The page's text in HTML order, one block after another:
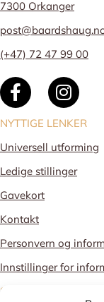
7300 Orkanger
(+47) 72 47 99 00
NYTTIGE LENKER
Universell utforming
Ledige stillinger
Gavekort
Kontakt
Personvern og
Innstillinger for
STOLT MEDLEM